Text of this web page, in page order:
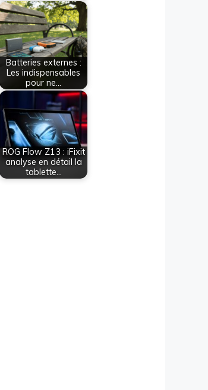
Batteries externes :
Les indispensables
pour ne…
ROG Flow Z13 : iFixit
analyse en détail la
tablette…